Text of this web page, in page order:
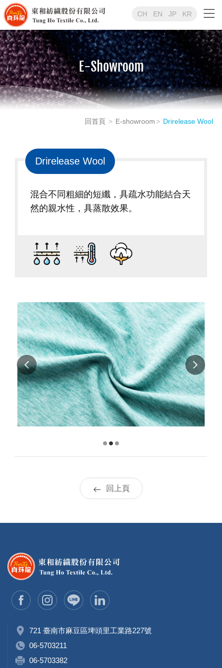
CH EN JP KR
E-Showroom
回首頁 E-showroom Drirelease Wool
Drirelease Wool
混合不同粗細的短纖，具疏水功能結合天
然的親水性，具蒸散效果。
回上頁
721 臺南市麻豆區埤頭里工業路227號
06-5703211
06-5703382